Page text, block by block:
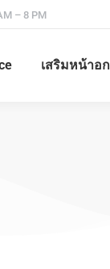
– 8 PM
เสริมหน้าอก